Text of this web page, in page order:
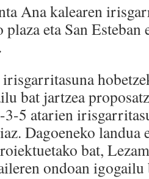
Ana kalearen
plaza eta San
bat jartzea
5 atarien
Dagoeneko landua
bat,
ondoan igogailu